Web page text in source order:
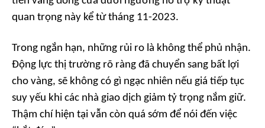
quan trọng này kể từ tháng 11-2023.
Trong ngắn hạn, những rủi ro là không thể phủ nhận.
Động lực thị trường rõ ràng đã chuyển sang bất lợi
cho vàng, sẽ không có gì ngạc nhiên nếu giá tiếp tục
suy yếu khi các nhà giao dịch giảm tỷ trọng nắm giữ.
Thậm chí hiện tại vẫn còn quá sớm để nói đến việc